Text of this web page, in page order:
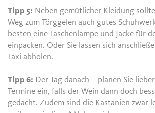
Tipp 5: Neben gemütlicher Kleidung
Weg zum Törggelen auch gutes
besten eine Taschenlampe und Jacke für
einpacken. Oder Sie lassen sich
Taxi abholen.
Tipp 6: Der Tag danach – planen Sie
Termine ein, falls der Wein dann doch
gedacht. Zudem sind die Kastanien zwar